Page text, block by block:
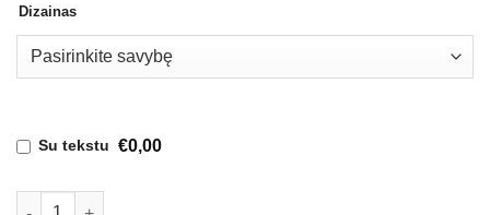
Dizainas
Su tekstu €0,00
produkto kiekis: Taupyklė Baikeriui (4 dizainai)